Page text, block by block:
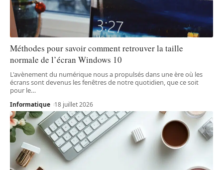
Méthodes pour savoir comment retrouver la taille
normale de l’écran Windows 10
L'avènement du numérique nous a propulsés dans une ère où les
écrans sont devenus les fenêtres de notre quotidien, que ce soit
pour le…
Informatique 18 juillet 2026